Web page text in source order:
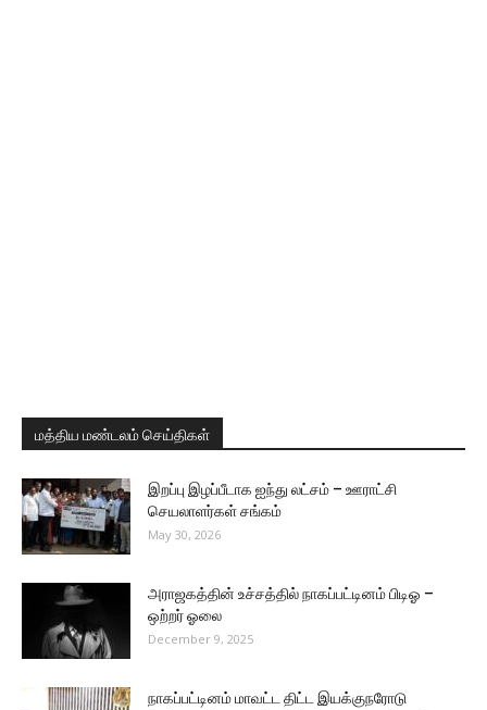
மத்திய மண்டலம் செய்திகள்
இறப்பு இழப்பீடாக ஐந்து லட்சம் – ஊராட்சி
செயலாளர்கள் சங்கம்
May 30, 2026
அராஜகத்தின் உச்சத்தில் நாகப்பட்டினம் பிடிஓ –
ஒற்றர் ஓலை
December 9, 2025
நாகப்பட்டினம் மாவட்ட திட்ட இயக்குநரோடு